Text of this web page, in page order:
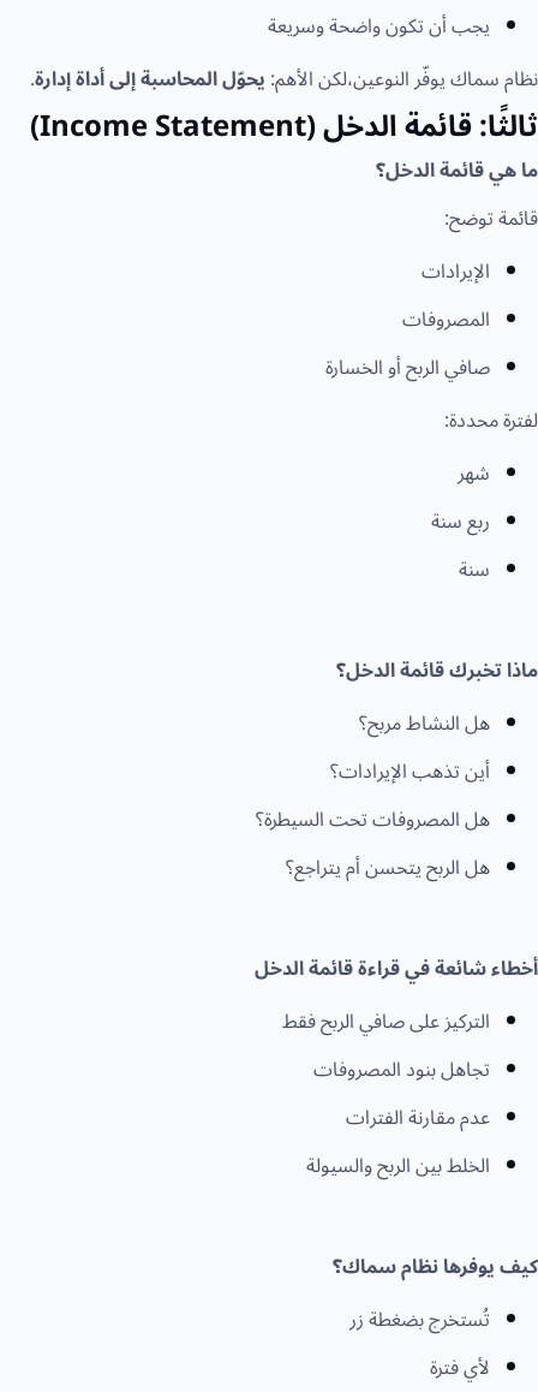
يجب أن تكون واضحة وسريعة
نظام سماك يوفّر النوعين،لكن الأهم:يحوّل المحاسبة إلى أداة إدارة.
ثالثًا: قائمة الدخل (Income Statement)
ما هي قائمة الدخل؟
قائمة توضح:
الإيرادات
المصروفات
صافي الربح أو الخسارة
لفترة محددة:
شهر
ربع سنة
سنة
ماذا تخبرك قائمة الدخل؟
هل النشاط مربح؟
أين تذهب الإيرادات؟
هل المصروفات تحت السيطرة؟
هل الربح يتحسن أم يتراجع؟
أخطاء شائعة في قراءة قائمة الدخل
التركيز على صافي الربح فقط
تجاهل بنود المصروفات
عدم مقارنة الفترات
الخلط بين الربح والسيولة
كيف يوفرها نظام سماك؟
تُستخرج بضغطة زر
لأي فترة